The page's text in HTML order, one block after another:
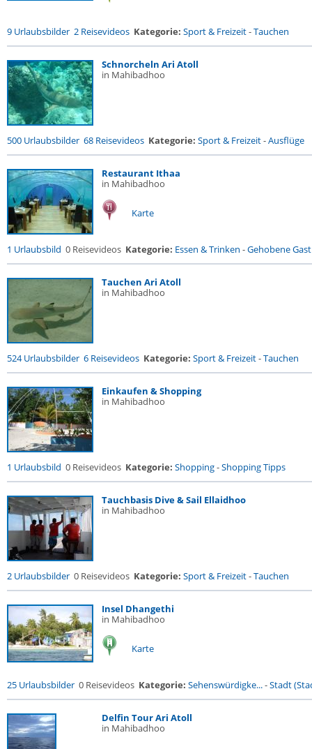
9 Urlaubsbilder 2 Reisevideos Kategorie: Sport & Freizeit-Tauchen
Schnorcheln Ari Atoll
in Mahibadhoo
500 Urlaubsbilder 68 Reisevideos Kategorie: Sport & Freizeit-Ausflüge
Restaurant Ithaa
in Mahibadhoo
Karte
1 Urlaubsbild 0 Reisevideos Kategorie: Essen & Trinken -Gehobene
Tauchen Ari Atoll
in Mahibadhoo
524 Urlaubsbilder 6 Reisevideos Kategorie: Sport & Freizeit-Tauchen
Einkaufen & Shopping
in Mahibadhoo
1 Urlaubsbild 0 Reisevideos Kategorie: Shopping-Shopping Tipps
Tauchbasis Dive & Sail Ellaidhoo
in Mahibadhoo
2 Urlaubsbilder 0 Reisevideos Kategorie: Sport & Freizeit-Tauchen
Insel Dhangethi
in Mahibadhoo
Karte
25 Urlaubsbilder 0 Reisevideos Kategorie: Sehenswürdigke...-Stadt
Delfin Tour Ari Atoll
in Mahibadhoo